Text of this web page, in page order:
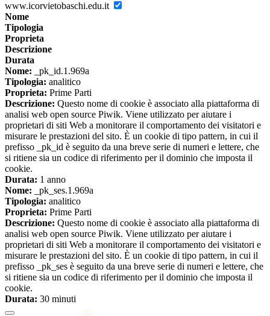
www.icorvietobaschi.edu.it
Nome
Tipologia
Proprieta
Descrizione
Durata
Nome: _pk_id.1.969a
Tipologia: analitico
Proprieta: Prime Parti
Descrizione: Questo nome di cookie è associato alla piattaforma di
analisi web open source Piwik. Viene utilizzato per aiutare i
proprietari di siti Web a monitorare il comportamento dei visitatori e
misurare le prestazioni del sito. È un cookie di tipo pattern, in cui il
prefisso _pk_id è seguito da una breve serie di numeri e lettere, che
si ritiene sia un codice di riferimento per il dominio che imposta il
cookie.
Durata: 1 anno
Nome: _pk_ses.1.969a
Tipologia: analitico
Proprieta: Prime Parti
Descrizione: Questo nome di cookie è associato alla piattaforma di
analisi web open source Piwik. Viene utilizzato per aiutare i
proprietari di siti Web a monitorare il comportamento dei visitatori e
misurare le prestazioni del sito. È un cookie di tipo pattern, in cui il
prefisso _pk_ses è seguito da una breve serie di numeri e lettere, che
si ritiene sia un codice di riferimento per il dominio che imposta il
cookie.
Durata: 30 minuti